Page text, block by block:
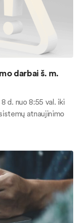
darbai š. m.
d. nuo 8:55 val. iki
atnaujinimo